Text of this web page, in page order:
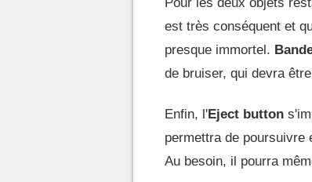
est très conséquent et
presque immortel.
de bruiser, qui devra
Enfin, l'Eject button
permettra de poursuivre
Au besoin, il pourra